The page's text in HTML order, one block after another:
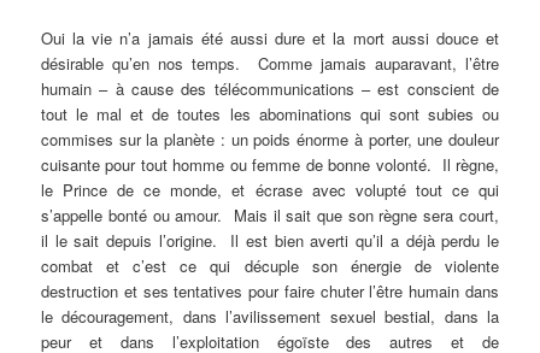
Oui la vie n’a jamais été aussi dure et la mort aussi douce et
désirable qu’en nos temps. Comme jamais auparavant, l’être
humain – à cause des télécommunications – est conscient de
tout le mal et de toutes les abominations qui sont subies ou
commises sur la planète : un poids énorme à porter, une douleur
cuisante pour tout homme ou femme de bonne volonté. Il règne,
le Prince de ce monde, et écrase avec volupté tout ce qui
s’appelle bonté ou amour. Mais il sait que son règne sera court,
il le sait depuis l’origine. Il est bien averti qu’il a déjà perdu le
combat et c’est ce qui décuple son énergie de violente
destruction et ses tentatives pour faire chuter l’être humain dans
le découragement, dans l’avilissement sexuel bestial, dans la
peur et dans l’exploitation égoïste des autres et de